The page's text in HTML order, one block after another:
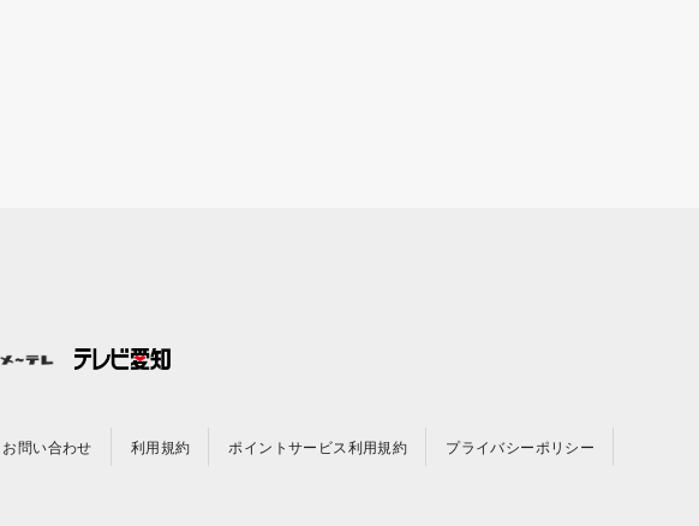
お問い合わせ 利用規約 ポイントサービス利用規約 プライバシーポリシー